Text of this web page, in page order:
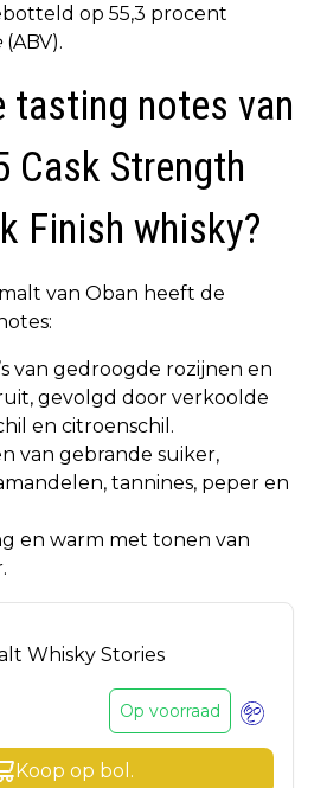
op 55,3 procent
(ABV).
tasting notes van
Cask Strength
Finish whisky?
van Oban heeft de
van gedroogde rozijnen en
gevolgd door verkoolde
en citroenschil.
van gebrande suiker,
tannines, peper en
en warm met tonen van
Whisky Stories
Op voorraad
Koop op bol .